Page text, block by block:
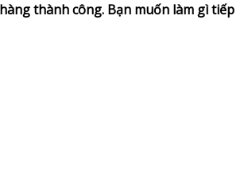
thành công. Bạn muốn làm gì tiếp